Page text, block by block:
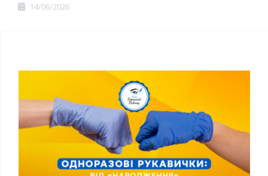
14/06/2026